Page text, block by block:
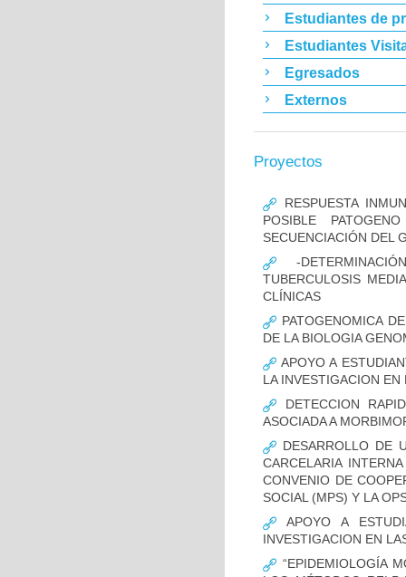
Estudiantes de
Estudiantes
Egresados
Externos
Proyectos
RESPUESTA
POSIBLE
SECUENCIACIÓN DEL
-
TUBERCULOSIS
CLÍNICAS
PATOGENOMICA
DE LA BIOLOGIA
APOYO A
LA INVESTIGACION EN
DETECCION
ASOCIADA A
DESARROLLO DE
CARCELARIA
CONVENIO DE
SOCIAL (MPS) Y LA
APOYO A
INVESTIGACION EN
“EPIDEMIOLOGÍA